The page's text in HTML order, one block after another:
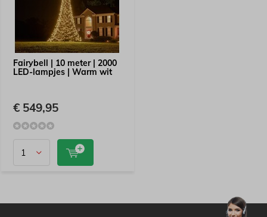
Fairybell | 10 meter | 2000
LED-lampjes | Warm wit
€ 549,95